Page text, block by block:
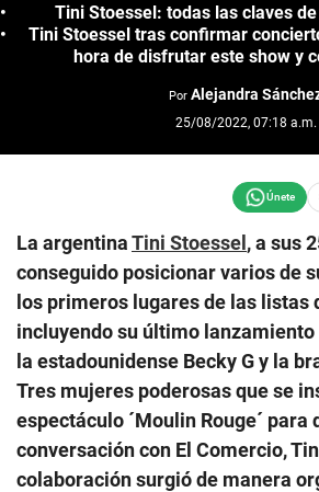
Tini Stoessel: todas las claves
Tini Stoessel tras confirmar
hora de disfrutar este show y
Por Alejandra
25/08/2022, 07:18 a.m.
La argentinaTini Stoessel, a sus
conseguido posicionar varios de
los primeros lugares de las listas
incluyendo su último lanzamiento
la estadounidense Becky G y la
Tres mujeres poderosas que se
espectáculo ´Moulin Rouge´ para
conversación con El Comercio,
colaboración surgió de manera